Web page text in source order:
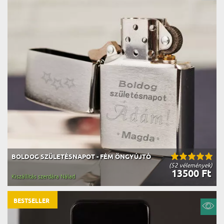
(52 vélemények)
BOLDOG SZÜLETÉSNAPOT - FÉM ÖNGYÚJTÓ
13500 Ft
Kiszállítás szerdára Nálad
BESTSELLER